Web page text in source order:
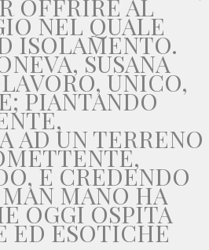
OFFRIRE AL
NEL QUALE
ISOLAMENTO.
SUSANA
UNICO,
PIANTANDO
AD UN TERRENO
E CREDENDO
MANO HA
OGGI OSPITA
ED ESOTICHE